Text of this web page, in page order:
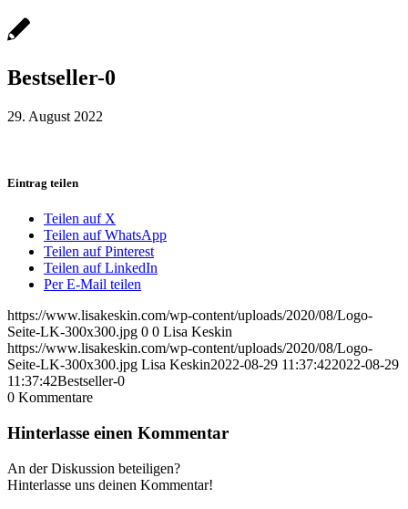
Bestseller-0
29. August 2022
Eintrag teilen
Teilen auf X
Teilen auf WhatsApp
Teilen auf Pinterest
Teilen auf LinkedIn
Per E-Mail teilen
https://www.lisakeskin.com/wp-content/uploads/2020/08/Logo-
Seite-LK-300x300.jpg 0 0 Lisa Keskin
https://www.lisakeskin.com/wp-content/uploads/2020/08/Logo-
Seite-LK-300x300.jpg Lisa Keskin2022-08-29 11:37:422022-08-29
11:37:42Bestseller-0
0 Kommentare
Hinterlasse einen Kommentar
An der Diskussion beteiligen?
Hinterlasse uns deinen Kommentar!